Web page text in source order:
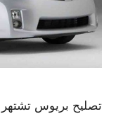
تصليح بريوس تشتهر